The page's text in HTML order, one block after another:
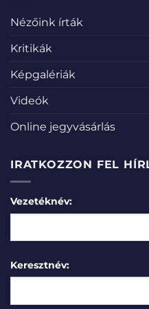
Nézőink írták
Kritikák
Képgalériák
Videók
Online jegyvásárlás
IRATKOZZON FEL
Vezetéknév:
Keresztnév: